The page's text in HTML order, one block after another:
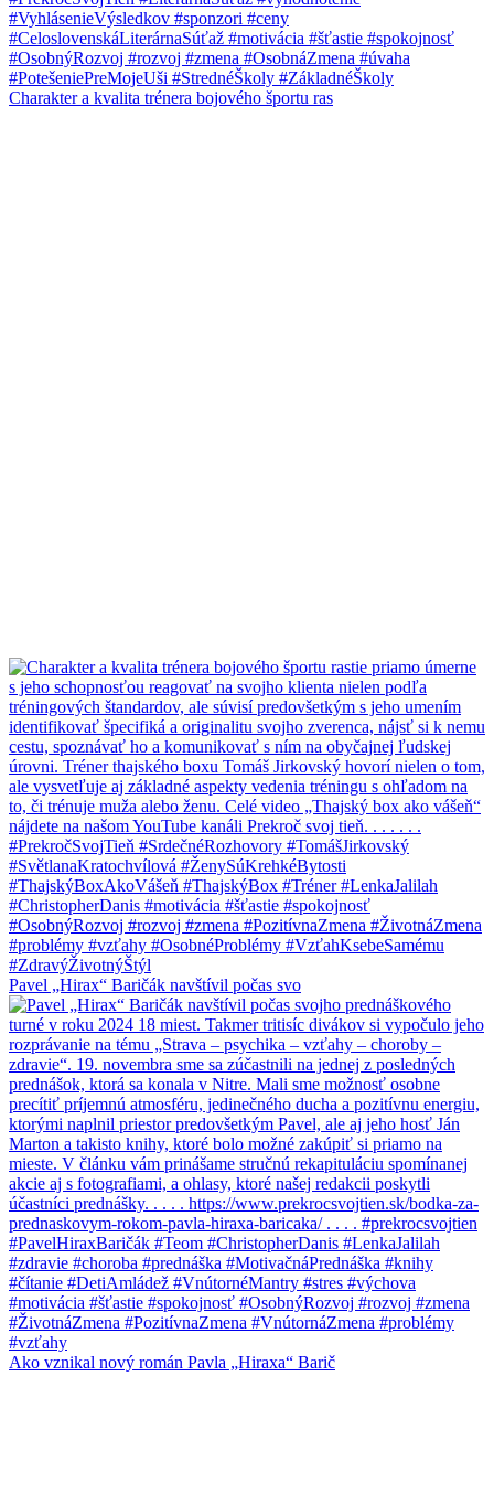
Charakter a kvalita trénera bojového športu ras
Pavel „Hirax“ Baričák navštívil počas svo
Ako vznikal nový román Pavla „Hiraxa“ Barič